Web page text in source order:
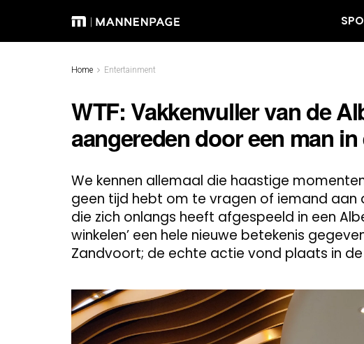
Home Entertainment
WTF: Vakkenvuller van de
aangereden door een man
We kennen allemaal die haastige
geen tijd hebt om te vragen of iemand aan
die zich onlangs heeft afgespeeld in een
winkelen’ een hele nieuwe betekenis
Zandvoort; de echte actie vond plaats in